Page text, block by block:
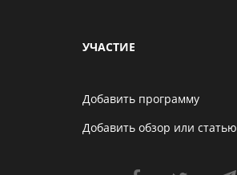
УЧАСТИЕ
Добавить программу
Добавить обзор или статью